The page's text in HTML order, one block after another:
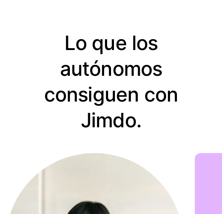
Lo que los
autónomos
consiguen con
Jimdo.